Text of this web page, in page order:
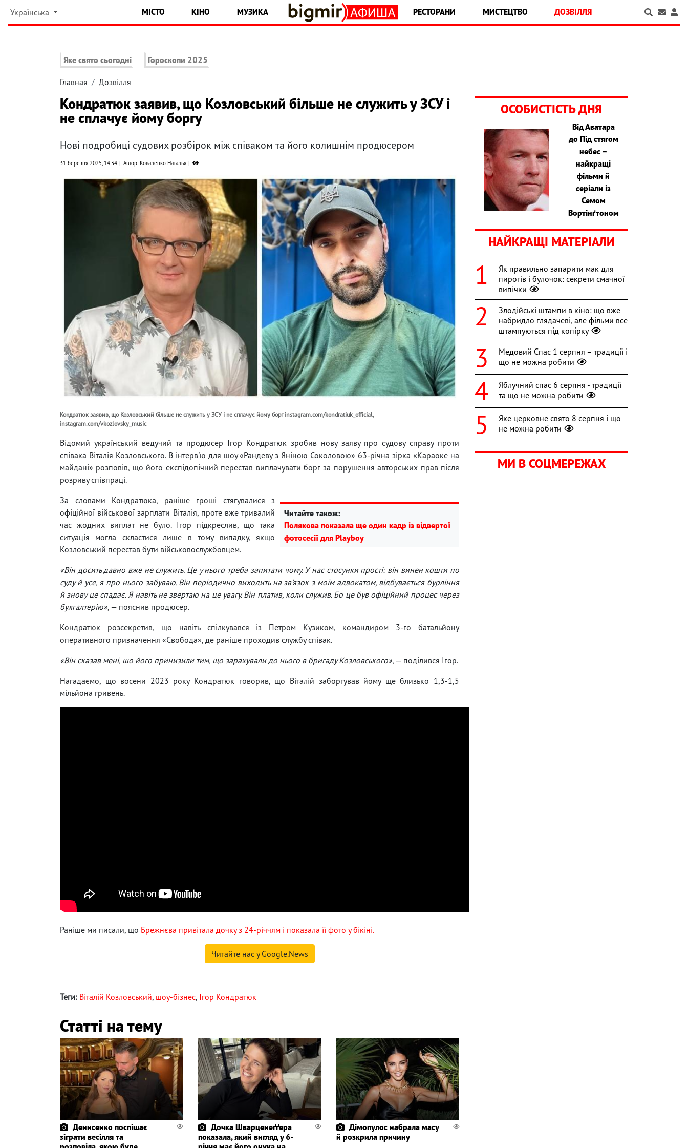
Українська МІСТО КІНО МУЗИКА РЕСТОРАНИ МИСТЕЦТВО ДОЗВІЛЛЯ
Яке свято сьогодні Гороскопи 2025
Главная Дозвілля
Кондратюк заявив, що Козловський більше не служить у ЗСУ і
не сплачує йому боргу
Нові подробиці судових розбірок між співаком та його колишнім продюсером
31 березня 2025, 14:34 Автор: Коваленко Наталья
Кондратюк заявив, що Козловський більше не служить у ЗСУ і не сплачує йому борг instagram.com/kondratiuk_official,
instagram.com/vkozlovsky_music
Відомий український ведучий та продюсер Ігор Кондратюк зробив нову заяву про судову справу проти
співака Віталія Козловського. В інтерв'ю для шоу «Рандеву з Яніною Соколовою» 63-річна зірка «Караоке на
майдані» розповів, що його експідопічний перестав виплачувати борг за порушення авторських прав після
розриву співпраці.
Читайте також:
Полякова показала ще один кадр із відвертої
фотосесії для Playboy
За словами Кондратюка, раніше гроші стягувалися з
офіційної військової зарплати Віталія, проте вже тривалий
час жодних виплат не було. Ігор підкреслив, що така
ситуація могла скластися лише в тому випадку, якщо
Козловський перестав бути військовослужбовцем.
«Він досить давно вже не служить. Це у нього треба запитати чому. У нас стосунки прості: він винен кошти по
суду й усе, я про нього забуваю. Він періодично виходить на зв'язок з моїм адвокатом, відбувається бурління
й знову це спадає. Я навіть не звертаю на це увагу. Він платив, коли служив. Бо це був офіційний процес через
бухгалтерію», — пояснив продюсер.
Кондратюк розсекретив, що навіть спілкувався із Петром Кузиком, командиром 3-го батальйону
оперативного призначення «Свобода», де раніше проходив службу співак.
«Він сказав мені, шо його принизили тим, що зарахували до нього в бригаду Козловського», — поділився Ігор.
Нагадаємо, що восени 2023 року Кондратюк говорив, що Віталій заборгував йому ще близько 1,3-1,5
мільйона гривень.
Раніше ми писали, що Брежнєва привітала дочку з 24-річчям і показала її фото у бікіні.
Читайте нас у Google.News
Теги: Віталій Козловський, шоу-бізнес, Ігор Кондратюк
Статті на тему
Денисенко поспішає
зіграти весілля та
Дочка Шварценеґґера
показала, який вигляд у 6-
Дімопулос набрала масу
й розкрила причину
ОСОБИСТІСТЬ ДНЯ
Від Аватара
до Під стягом
небес –
найкращі
фільми й
серіали із
Семом
Вортінґтоном
НАЙКРАЩІ МАТЕРІАЛИ
Як правильно запарити мак для
пирогів і булочок: секрети смачної
випічки
Злодійські штампи в кіно: що вже
набридло глядачеві, але фільми все
штампуються під копірку
Медовий Спас 1 серпня – традиції і
що не можна робити
Яблучний спас 6 серпня - традиції
та що не можна робити
Яке церковне свято 8 серпня і що
не можна робити
МИ В СОЦМЕРЕЖАХ